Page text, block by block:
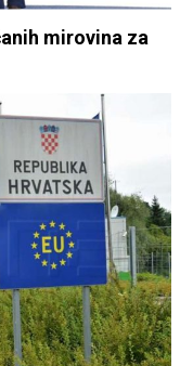
mirovina za